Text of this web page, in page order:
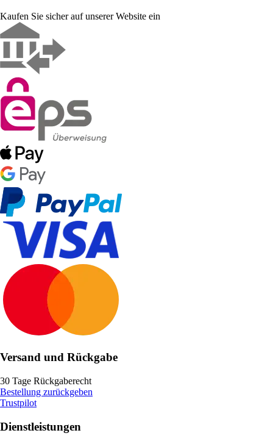
Kaufen Sie sicher auf unserer Website ein
Versand und Rückgabe
30 Tage Rückgaberecht
Bestellung zurückgeben
Trustpilot
Dienstleistungen